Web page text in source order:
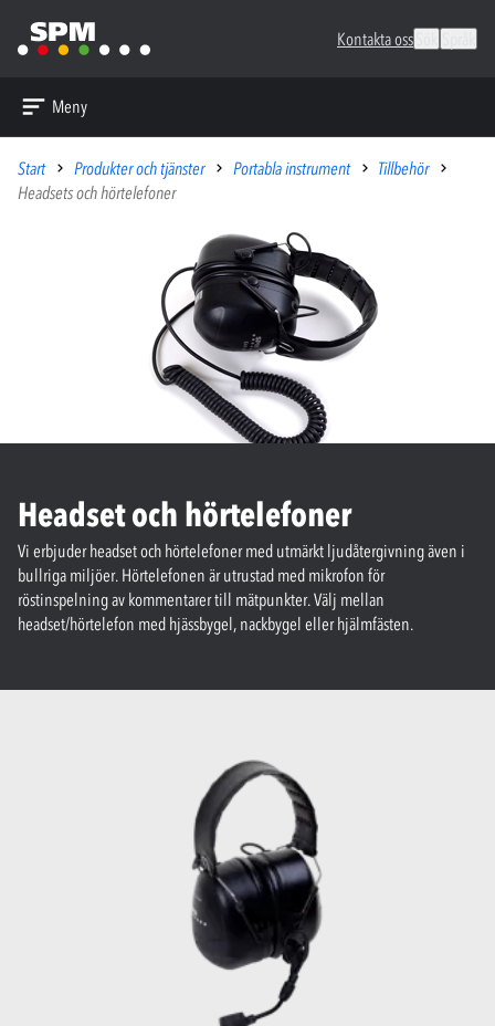
Kontakta oss
Meny
Start Produkter och tjänster Portabla instrument
Tillbehör
Headsets och hörtelefoner
Headset och hörtelefoner
Vi erbjuder headset och hörtelefoner med utmärkt ljudåtergivning även i
bullriga miljöer. Hörtelefonen är utrustad med mikrofon för
röstinspelning av kommentarer till mätpunkter. Välj mellan
headset/hörtelefon med hjässbygel, nackbygel eller hjälmfästen.